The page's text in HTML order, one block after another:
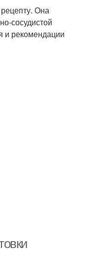
Она
сосудистой
и рекомендации